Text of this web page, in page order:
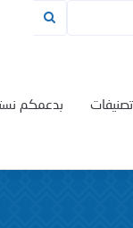
بدعمكم تصنيفات